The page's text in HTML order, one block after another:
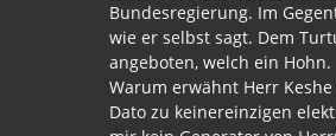
Bundesregierung. Im
wie er selbst sagt. Dem
angeboten, welch ein Hohn.
Warum erwähnt Herr
Dato zu keinereinzigen